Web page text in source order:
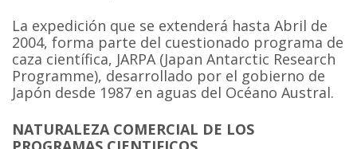
La expedición que se extenderá hasta Abril de
2004, forma parte del cuestionado programa de
caza científica, JARPA (Japan Antarctic Research
Programme), desarrollado por el gobierno de
Japón desde 1987 en aguas del Océano Austral.
NATURALEZA COMERCIAL DE LOS